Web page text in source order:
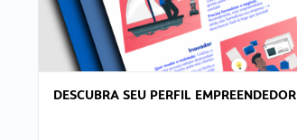
DESCUBRA SEU PERFIL EMPREENDEDOR